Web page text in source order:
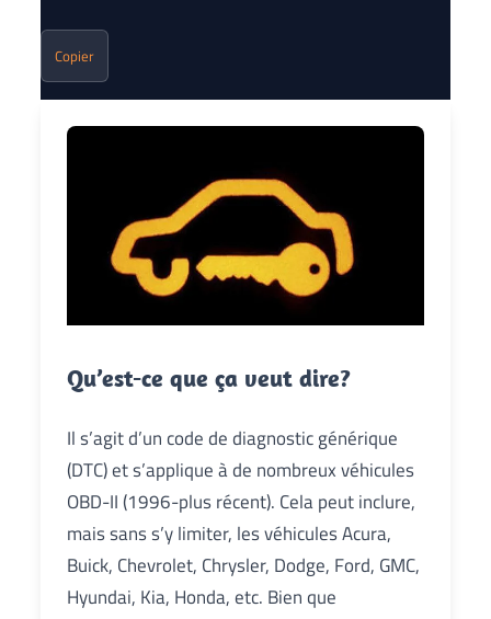
Copier
Qu’est-ce que ça veut dire?
Il s’agit d’un code de diagnostic générique
(DTC) et s’applique à de nombreux véhicules
OBD-II (1996-plus récent). Cela peut inclure,
mais sans s’y limiter, les véhicules Acura,
Buick, Chevrolet, Chrysler, Dodge, Ford, GMC,
Hyundai, Kia, Honda, etc. Bien que